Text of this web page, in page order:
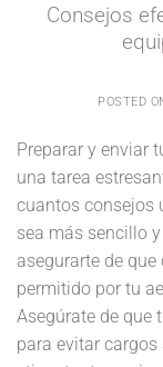
Consejos
POSTED
Preparar y enviar
una tarea
cuantos consejos
sea más sencillo
asegurarte de
permitido por tu
Asegúrate de que
para evitar